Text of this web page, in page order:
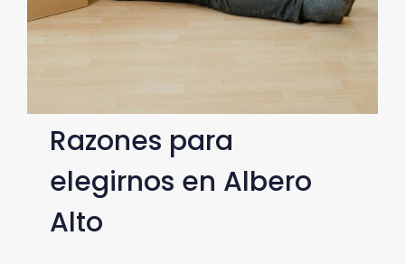
Razones para
elegirnos en Albero
Alto